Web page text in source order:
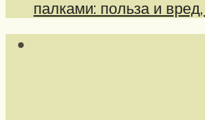
палками: польза и